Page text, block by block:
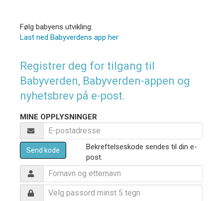
Følg babyens utvikling:
Last ned Babyverdens app her
Registrer deg for tilgang til
Babyverden, Babyverden-appen og
nyhetsbrev på e-post.
MINE OPPLYSNINGER
Send kode
Bekreftelseskode sendes til din e-
post.